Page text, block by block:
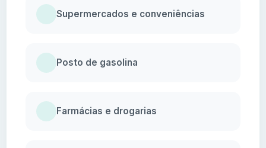
Supermercados e conveniências
Posto de gasolina
Farmácias e drogarias